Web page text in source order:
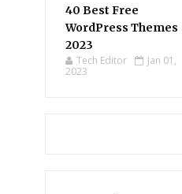
40 Best Free
WordPress Themes
2023
Tech Editor
Jan 01,
2023